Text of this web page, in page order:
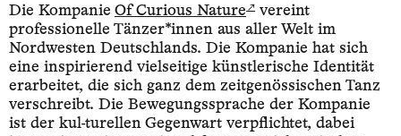
Die Kompanie Of Curious Nature ↗ vereint
professionelle Tänzer*innen aus aller Welt im
Nordwesten Deutschlands. Die Kompanie hat sich
eine inspirierend vielseitige künstlerische Identität
erarbeitet, die sich ganz dem zeitgenössischen Tanz
verschreibt. Die Bewegungssprache der Kompanie
ist der kul-turellen Gegenwart verpflichtet, dabei